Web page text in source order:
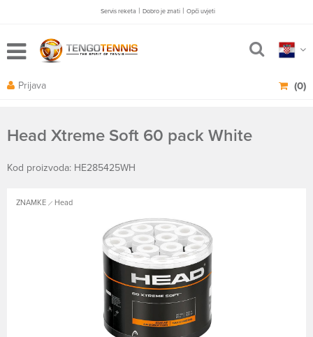
Servis reketa | Dobro je znati | Opči uvjeti
(0)
Prijava
Head Xtreme Soft 60 pack White
Kod proizvoda: HE285425WH
ZNAMKE Head